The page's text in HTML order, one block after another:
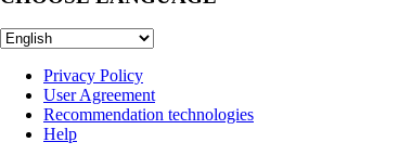
Privacy Policy
User Agreement
Recommendation technologies
Help